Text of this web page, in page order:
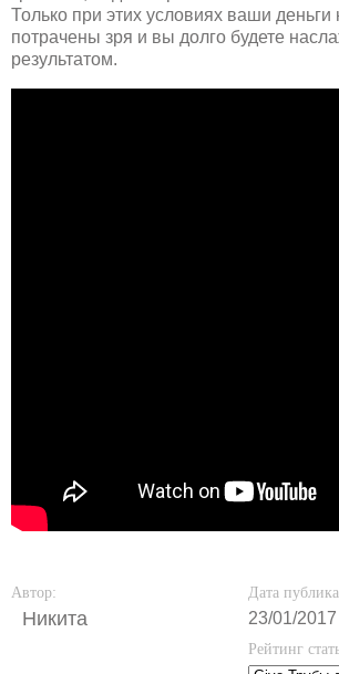
Только при этих условиях ваши деньги
потрачены зря и вы долго будете
результатом.
Автор:
Никита
Дата
23/01/2017
Рейтинг